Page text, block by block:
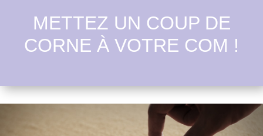
METTEZ UN COUP DE
CORNE À VOTRE COM !